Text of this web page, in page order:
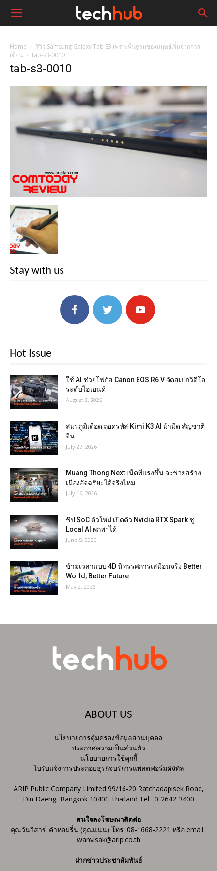
Home
รีวิว Samsung Galaxy Tab S3 เพราะพื้นฐานของมนุษย์เริ่มจากการ
เขียน
tab-s3-0010
tab-s3-0010
Stay with us
Hot Issue
ใช้ AI ช่วยโฟกัส Canon EOS R6 V จัดสเปกวิดีโอ
ระดับไฮเอนด์
August 3, 2026
สมรภูมิเดือด ถอดรหัส Kimi K3 AI ม้ามืด สัญชาติ
จีน
July 27, 2026
Muang Thong Next เน็ตที่แรงขึ้น จะช่วยสร้าง
เมืองอัจฉริยะได้จริงไหม
July 16, 2026
ชิป SoC ตัวใหม่ เปิดตัว Nvidia RTX Spark ชู
Local AI พกพาได้
June 5, 2026
ข้ามเวลาแบบ 4D นิทรรศการเสมือนจริง Better
World, Better Future
May 2, 2026
ABOUT US
นโยบายการคุ้มครองข้อมูลส่วนบุคคล
ประกาศความเป็นส่วนตัว
นโยบายการใช้คุกกี้
ใบรับแจ้งการประกอบธุรกิจบริการแพลตฟอร์มดิจิทัล
ARIP Public Company Limited 99/16-20 Ratchadapisek Road,
Din Daeng, Bangkok 10400 Thailand Tel : 0-2642-3400
สนใจลงโฆษณาติดต่อ
คุณวันวิสาข์ คำหอมรื่น (คุณแนน) โทร. 08-1668-2221 หรือ email :
wanvisak@arip.co.th
ฝากข่าวประชาสัมพันธ์